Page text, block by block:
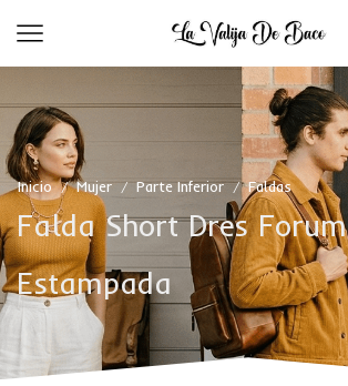
Inicio / Mujer / Parte Inferior / Faldas
Falda Short Dres Forum
Estampada